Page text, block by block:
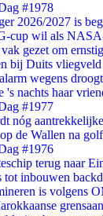
#1978
2026/2027 is
cup wil als
gezet om
bij Duits
wegens
's nachts haar
#1977
nóg
de Wallen na
#1976
terug naar
tot inbouwen
is volgens